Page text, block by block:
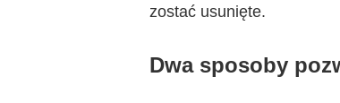
zostać usunięte.
Dwa sposoby